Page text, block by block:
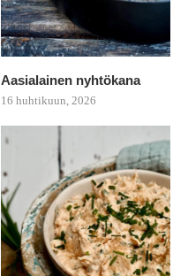
Aasialainen nyhtökana
16 huhtikuun, 2026